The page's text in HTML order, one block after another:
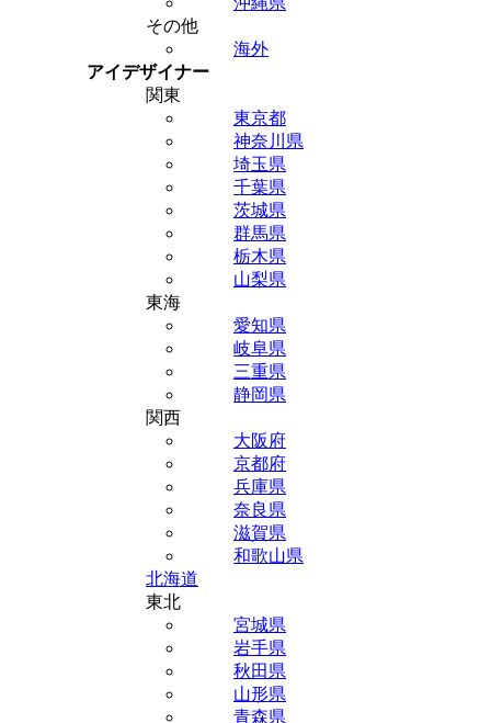
その他
海外
アイデザイナー
関東
東京都
神奈川県
埼玉県
千葉県
茨城県
群馬県
栃木県
山梨県
東海
愛知県
岐阜県
三重県
静岡県
関西
大阪府
京都府
兵庫県
奈良県
滋賀県
和歌山県
北海道
東北
宮城県
岩手県
秋田県
山形県
青森県